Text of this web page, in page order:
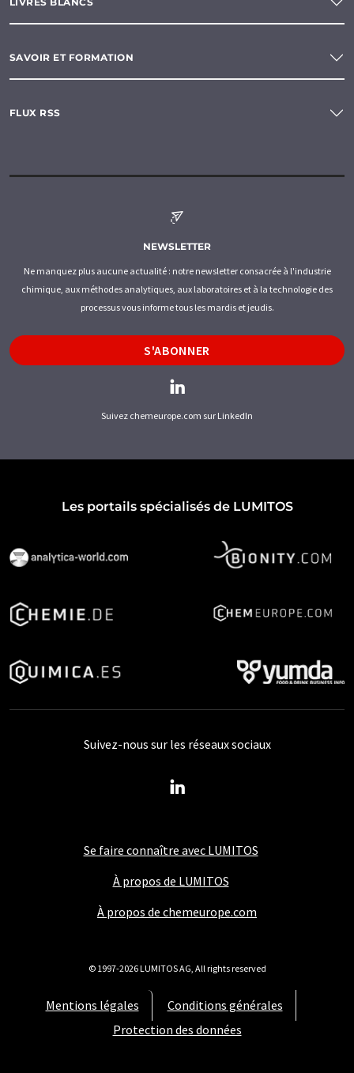
SAVOIR ET FORMATION
FLUX RSS
NEWSLETTER
Ne manquez plus aucune actualité : notre newsletter consacrée à l'industrie
chimique, aux méthodes analytiques, aux laboratoires et à la technologie des
processus vous informe tous les mardis et jeudis.
S'ABONNER
Suivez chemeurope.com sur LinkedIn
Les portails spécialisés de LUMITOS
Se faire connaître avec LUMITOS
À propos de LUMITOS
À propos de chemeurope.com
Mentions légales
Conditions générales
Protection des données
Suivez-nous sur les réseaux sociaux
© 1997-2026 LUMITOS AG, All rights reserved